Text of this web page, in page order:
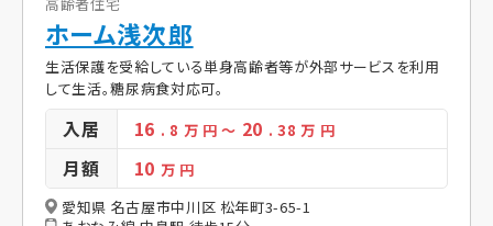
ホーム浅次郎
生活保護を受給している単身高齢者等が外部サービスを利用
して生活。糖尿病食対応可。
入居 16 . 8 万 円～ 20 . 38万 円
月額 10万 円
愛知県 名古屋市中川区 松年町3-65-1